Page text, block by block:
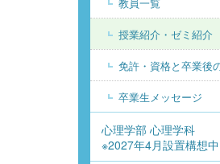
授業紹介・ゼミ紹介
免許・資格と卒業後
卒業生メッセージ
心理学部 心理学科
※2027年4月設置構想中